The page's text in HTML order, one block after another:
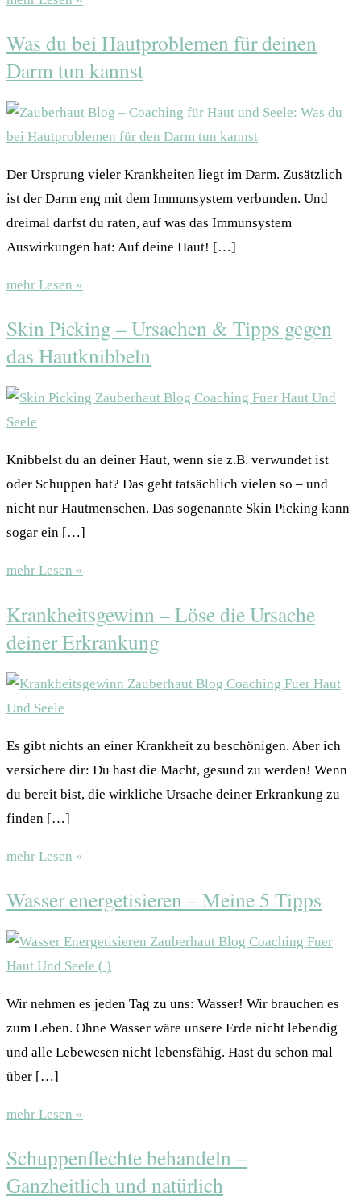
Was du bei Hautproblemen für deinen
Darm tun kannst
Der Ursprung vieler Krankheiten liegt im Darm. Zusätzlich
ist der Darm eng mit dem Immunsystem verbunden. Und
dreimal darfst du raten, auf was das Immunsystem
Auswirkungen hat: Auf deine Haut! […]
mehr Lesen »
Skin Picking – Ursachen & Tipps gegen
das Hautknibbeln
Knibbelst du an deiner Haut, wenn sie z.B. verwundet ist
oder Schuppen hat? Das geht tatsächlich vielen so – und
nicht nur Hautmenschen. Das sogenannte Skin Picking kann
sogar ein […]
mehr Lesen »
Krankheitsgewinn – Löse die Ursache
deiner Erkrankung
Es gibt nichts an einer Krankheit zu beschönigen. Aber ich
versichere dir: Du hast die Macht, gesund zu werden! Wenn
du bereit bist, die wirkliche Ursache deiner Erkrankung zu
finden […]
mehr Lesen »
Wasser energetisieren – Meine 5 Tipps
Wir nehmen es jeden Tag zu uns: Wasser! Wir brauchen es
zum Leben. Ohne Wasser wäre unsere Erde nicht lebendig
und alle Lebewesen nicht lebensfähig. Hast du schon mal
über […]
mehr Lesen »
Schuppenflechte behandeln –
Ganzheitlich und natürlich